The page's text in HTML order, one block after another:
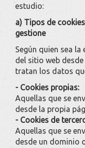
estudio:
a) Tipos de
gestione
Según quien sea
del sitio web
tratan los datos
- Cookies propias:
Aquellas que se
desde la propia
- Cookies de
Aquellas que se
desde un dominio